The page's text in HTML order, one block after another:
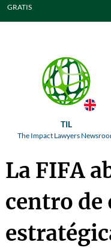
GRATIS
TIL
The Impact Lawyers
La FIFA
centro de